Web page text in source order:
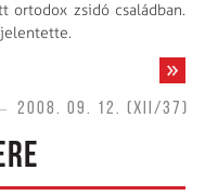
ortodox zsidó családban.
2008. 09. 12. (XII/37)